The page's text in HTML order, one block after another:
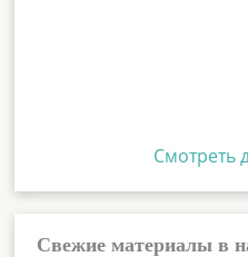
Смотреть
Свежие материалы в